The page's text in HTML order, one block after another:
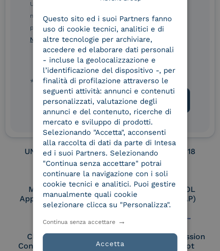
Service Provider e
Aggregatore SPID
Service Provider e
Aggregatore CIE
Conservatore
qualificato
UNI EN ISO 37001
UNI EN ISO 9001 UNI EN ISO 27001
UNI EN ISO 27017 UNI EN ISO 27018
Membro Adobe
Approved Trust List
Certified PEPPOL
Access Point (AP)
Cloud Signature
Consortium Member
European Commission
Large Scale Pilot
Ulteriori informazioni sulle procedure sono disponibili
nelle Norme di tutela della privacy INTESA. Inoltrando il
presente modulo, dichiaro di aver letto e compreso le
Norme di tutela della privacy INTESA.
* campo obbligatorio
ITALIAN
Questo sito ed i suoi Partners fanno
uso di cookie tecnici, analitici e di
altre tecnologie per archiviare,
accedere ed elaborare dati personali
- incluse la geolocalizzazione e
l’identificazione del dispositivo -, per
finalità di profilazione attraverso le
seguenti attività: annunci e contenuti
personalizzati, valutazione degli
annunci e del contenuto, ricerche di
mercato e sviluppo di prodotti.
Selezionando "Accetta", acconsenti
alla raccolta di dati da parte di Intesa
ed i suoi Partners. Selezionando
"Continua senza accettare" potrai
continuare la navigazione con i soli
cookie tecnici e analitici. Puoi gestire
manualmente quali cookie
selezionare clicca su "Personalizza".
Accetta
Continua senza accettare